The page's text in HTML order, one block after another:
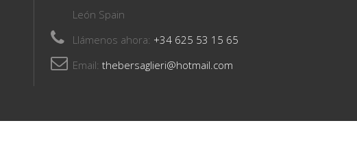
León Spain
Llámenos ahora: +34 625 53 15 65
Email: thebersaglieri@hotmail.com